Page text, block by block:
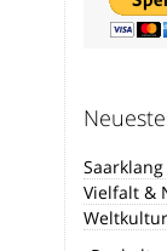
Vielfalt &